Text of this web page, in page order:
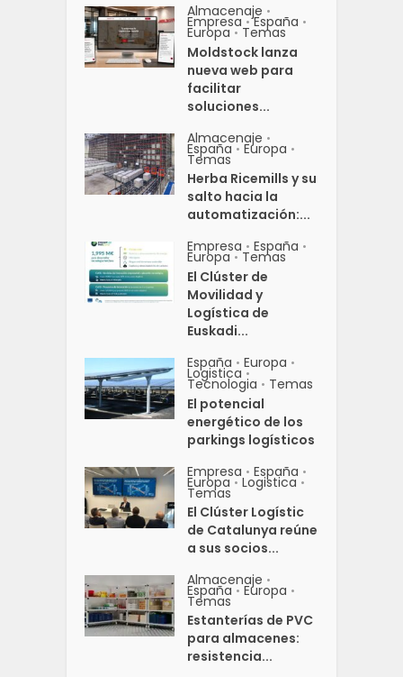
Almacenaje •
Empresa • España •
Europa • Temas
Moldstock lanza
nueva web para
facilitar
soluciones...
Almacenaje •
España • Europa •
Temas
Herba Ricemills y su
salto hacia la
automatización:...
Empresa • España •
Europa • Temas
El Clúster de
Movilidad y
Logística de
Euskadi...
España • Europa •
Logistica •
Tecnologia • Temas
El potencial
energético de los
parkings logísticos
Empresa • España •
Europa • Logistica •
Temas
El Clúster Logístic
de Catalunya reúne
a sus socios...
Almacenaje •
España • Europa •
Temas
Estanterías de PVC
para almacenes:
resistencia...